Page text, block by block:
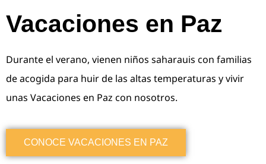
Vacaciones en Paz
Durante el verano, vienen niños saharauis con familias
de acogida para huir de las altas temperaturas y vivir
unas Vacaciones en Paz con nosotros.
CONOCE VACACIONES EN PAZ